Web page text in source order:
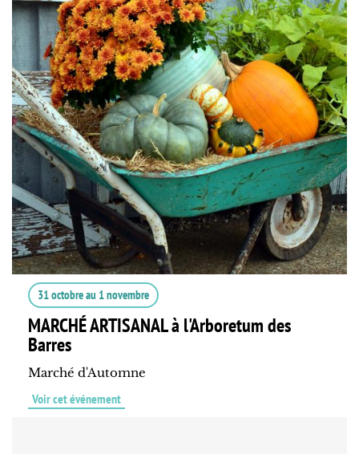
31 octobreau 1 novembre
MARCHÉ ARTISANAL à l'Arboretum des
Barres
Marché d'Automne
Voir cet événement